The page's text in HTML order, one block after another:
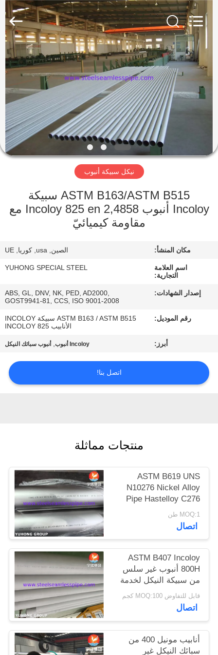
الصفحة
الرئيسية
منتجات
معلومات
عنا
المعمل
مراقبة
اتصل
COMPANY
PRIVACY
POLICY
2025
Yuhong
Co.,Ltd.
Reserved.
نيكل سبيكة أنبوب
ASTM B163/ASTM B515 سبيكة
Incoloy أنبوب Incoloy 825 en 2,4858 مع
مقاومة كيميائيّ
مكان المنشأ: الصين, usa, كوريا, UE
اسم العلامة
التجارية:
YUHONG SPECIAL STEEL
إصدار الشهادات:
ABS, GL, DNV, NK, PED, AD2000,
GOST9941-81, CCS, ISO 9001-2008
رقم الموديل:
ASTM B163 / ASTM B515 سبيكة INCOLOY
الأنابيب INCOLOY 825
أبرز: Incoloy أنبوب , أنبوب سبائك النيكل
اتصل بنا!
منتجات مماثلة
ASTM B619 UNS
N10276 Nickel Alloy
Pipe Hastelloy C276
Welded Pipe
MOQ:1 طن
اتصال
ASTM B407 Incoloy
800H أنبوب غير سلس
من سبيكة النيكل لخدمة
درجات الحرارة العالية مع
مقاومة الزحف والتمزق
قابل للتفاوض MOQ:100 كجم
اتصال
أنابيب مونيل 400 من
سبائك النيكل غير